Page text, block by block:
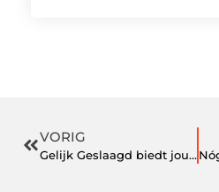
VORIG
Gelijk Geslaagd biedt jou hulp bij het aanleren van de auto theorie